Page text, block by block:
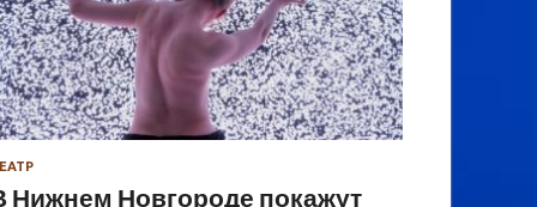
Нижнем Новгороде покажут